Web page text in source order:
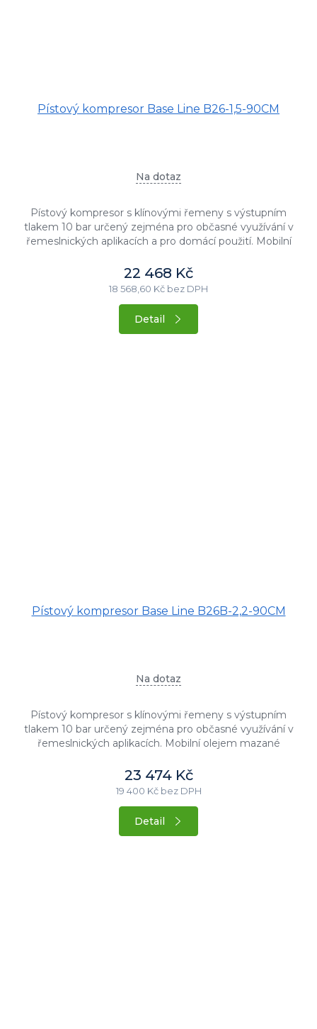
Pístový kompresor Base Line B26-1,5-90CM
Na dotaz
Pístový kompresor s klínovými řemeny s výstupním
tlakem 10 bar určený zejména pro občasné využívání v
řemeslnických aplikacích a pro domácí použití. Mobilní
22 468 Kč
18 568,60 Kč bez DPH
Detail
Pístový kompresor Base Line B26B-2,2-90CM
Na dotaz
Pístový kompresor s klínovými řemeny s výstupním
tlakem 10 bar určený zejména pro občasné využívání v
řemeslnických aplikacích. Mobilní olejem mazané
23 474 Kč
19 400 Kč bez DPH
Detail